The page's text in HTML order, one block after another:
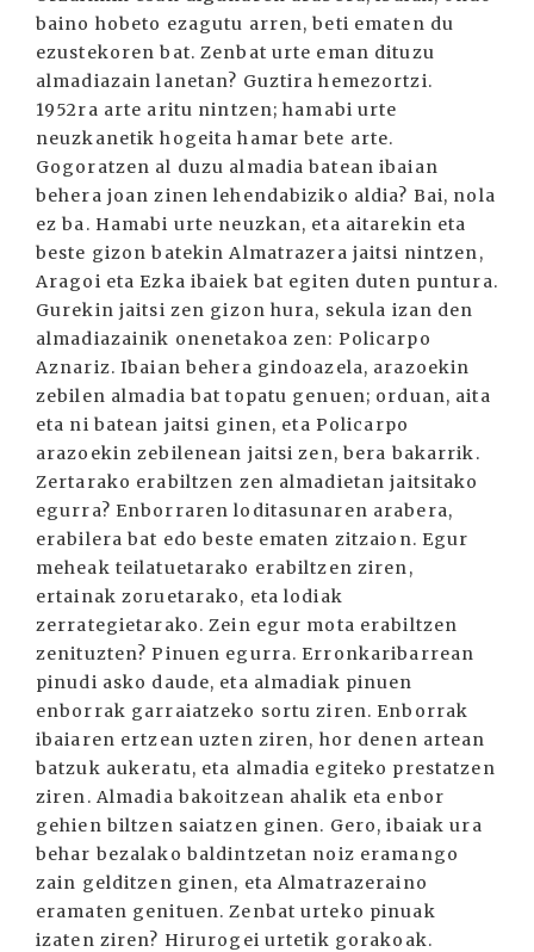
baino hobeto ezagutu arren, beti ematen du
ezustekoren bat. Zenbat urte eman dituzu
almadiazain lanetan? Guztira hemezortzi.
1952ra arte aritu nintzen; hamabi urte
neuzkanetik hogeita hamar bete arte.
Gogoratzen al duzu almadia batean ibaian
behera joan zinen lehendabiziko aldia? Bai, nola
ez ba. Hamabi urte neuzkan, eta aitarekin eta
beste gizon batekin Almatrazera jaitsi nintzen,
Aragoi eta Ezka ibaiek bat egiten duten puntura.
Gurekin jaitsi zen gizon hura, sekula izan den
almadiazainik onenetakoa zen: Policarpo
Aznariz. Ibaian behera gindoazela, arazoekin
zebilen almadia bat topatu genuen; orduan, aita
eta ni batean jaitsi ginen, eta Policarpo
arazoekin zebilenean jaitsi zen, bera bakarrik.
Zertarako erabiltzen zen almadietan jaitsitako
egurra? Enborraren loditasunaren arabera,
erabilera bat edo beste ematen zitzaion. Egur
meheak teilatuetarako erabiltzen ziren,
ertainak zoruetarako, eta lodiak
zerrategietarako. Zein egur mota erabiltzen
zenituzten? Pinuen egurra. Erronkaribarrean
pinudi asko daude, eta almadiak pinuen
enborrak garraiatzeko sortu ziren. Enborrak
ibaiaren ertzean uzten ziren, hor denen artean
batzuk aukeratu, eta almadia egiteko prestatzen
ziren. Almadia bakoitzean ahalik eta enbor
gehien biltzen saiatzen ginen. Gero, ibaiak ura
behar bezalako baldintzetan noiz eramango
zain gelditzen ginen, eta Almatrazeraino
eramaten genituen. Zenbat urteko pinuak
izaten ziren? Hirurogei urtetik gorakoak.